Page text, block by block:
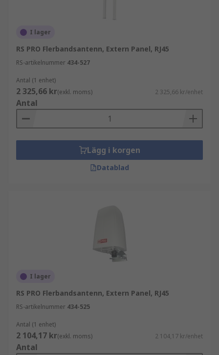
I lager
RS PRO Flerbandsantenn, Extern Panel, RJ45
RS-artikelnummer 434-527
Antal (1 enhet)
2 325,66 kr(exkl. moms) 2 325,66 kr/enhet
Antal
Lägg i korgen
Datablad
I lager
RS PRO Flerbandsantenn, Extern Panel, RJ45
RS-artikelnummer 434-525
Antal (1 enhet)
2 104,17 kr(exkl. moms) 2 104,17 kr/enhet
Antal